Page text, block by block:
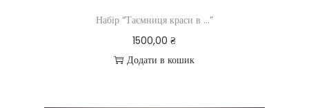
Набір “Таємниця краси в …”
1500,00₴
Додати в кошик